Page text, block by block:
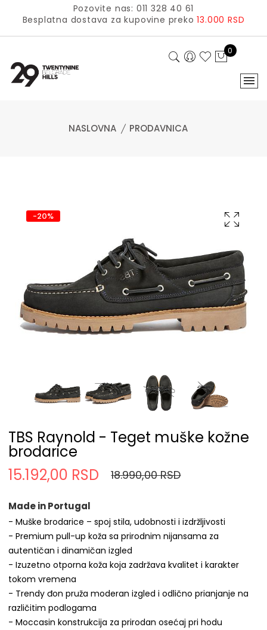
Pozovite nas: 011 328 40 61
Besplatna dostava za kupovine preko13.000 RSD
0
NASLOVNA PRODAVNICA
-20%
TBS Raynold - Teget muške kožne
brodarice
15.192,00 RSD
18.990,00 RSD
Made in Portugal
- Muške brodarice – spoj stila, udobnosti i izdržljivosti
- Premium pull-up koža sa prirodnim nijansama za
autentičan i dinamičan izgled
- Izuzetno otporna koža koja zadržava kvalitet i karakter
tokom vremena
- Trendy đon pruža moderan izgled i odlično prianjanje na
različitim podlogama
- Moccasin konstrukcija za prirodan osećaj pri hodu